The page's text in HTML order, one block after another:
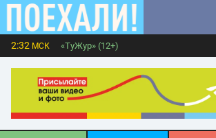
2:32 МСК «ТуЖур» (12+)